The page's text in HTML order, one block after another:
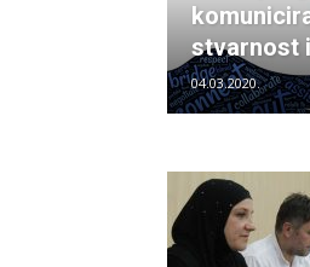
stvarnost
04.03.2020.